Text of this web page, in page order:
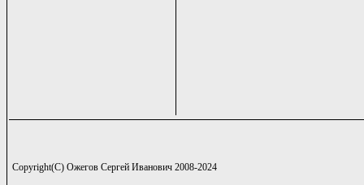
Copyright(C) Ожегов Сергей Иванович 2008-2024